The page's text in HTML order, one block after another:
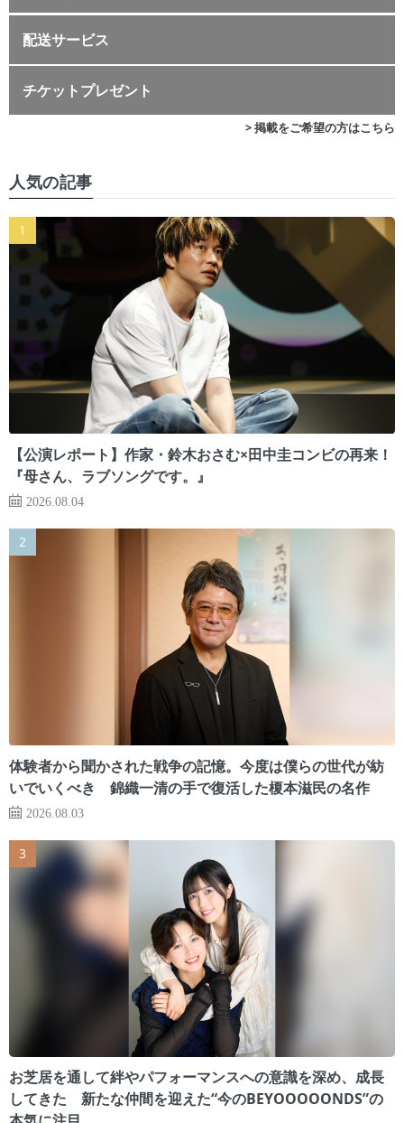
配送サービス
チケットプレゼント
> 掲載をご希望の方はこちら
人気の記事
【公演レポート】作家・鈴木おさむ×田中圭コンビの再来！
『母さん、ラブソングです。』
2026.08.04
体験者から聞かされた戦争の記憶。今度は僕らの世代が紡
いでいくべき 錦織一清の手で復活した榎本滋民の名作
2026.08.03
お芝居を通して絆やパフォーマンスへの意識を深め、成長
してきた 新たな仲間を迎えた“今のBEYOOOOONDS”の